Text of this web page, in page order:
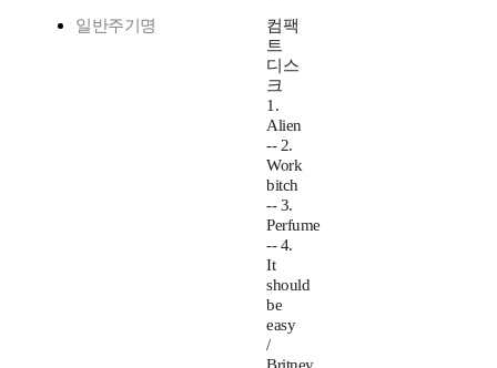
일반주기명
컴팩
트
디스
크
1.
Alien
-- 2.
Work
bitch
-- 3.
Perfume
-- 4.
It
should
be
easy
/